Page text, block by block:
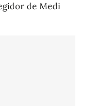
de Medi